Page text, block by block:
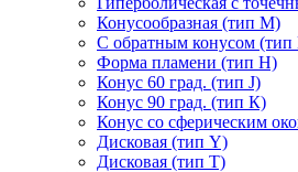
Конусообразная (тип М)
C обратным конусом (тип
Форма пламени (тип H)
Конус 60 град. (тип J)
Конус 90 град. (тип К)
Конус со сферическим
Дисковая (тип Y)
Дисковая (тип Т)